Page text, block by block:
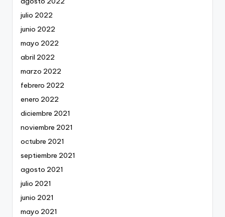
julio 2022
junio 2022
mayo 2022
abril 2022
marzo 2022
febrero 2022
enero 2022
diciembre 2021
noviembre 2021
octubre 2021
septiembre 2021
agosto 2021
julio 2021
junio 2021
mayo 2021